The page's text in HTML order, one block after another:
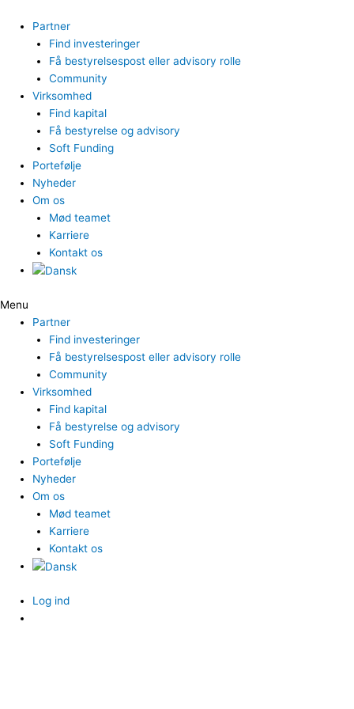
indholdet
Partner
Find investeringer
Få bestyrelsespost eller advisory rolle
Community
Virksomhed
Find kapital
Få bestyrelse og advisory
Soft Funding
Portefølje
Nyheder
Om os
Mød teamet
Karriere
Kontakt os
Menu
Partner
Find investeringer
Få bestyrelsespost eller advisory rolle
Community
Virksomhed
Find kapital
Få bestyrelse og advisory
Soft Funding
Portefølje
Nyheder
Om os
Mød teamet
Karriere
Kontakt os
Log ind